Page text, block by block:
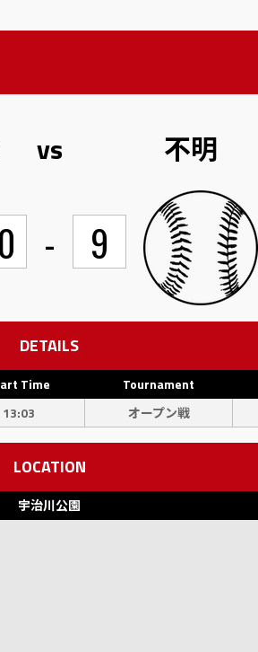
vs 不明
- 9
DETAILS
Time Tournament
13:03 オープン戦
LOCATION
宇治川公園